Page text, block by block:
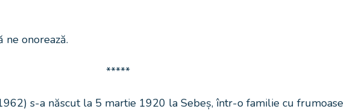
ne onorează.
*****
s-a născut la 5 martie 1920 la Sebeș, într-o familie cu frumoase